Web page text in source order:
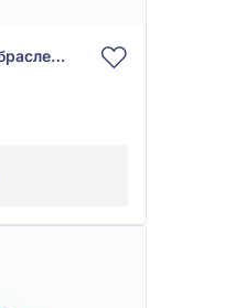
Футляр для ланцюжків, браслетів і годинників, арт. CM 3021и